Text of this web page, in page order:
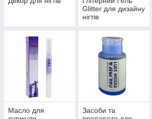
Glitter для дизайну
нігтів
Масло для
Засоби та